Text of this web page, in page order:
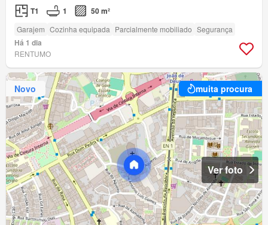
T1 1 50 m²
Garajem Cozinha equipada Parcialmente mobiliado Segurança
Há 1 dia
RENTUMO
Novo muita procura
Ver foto